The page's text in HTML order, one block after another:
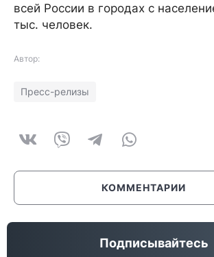
всей России в городах с
тыс. человек.
Автор:
Пресс-релизы
КОММЕНТАРИИ
Подписывайтесь